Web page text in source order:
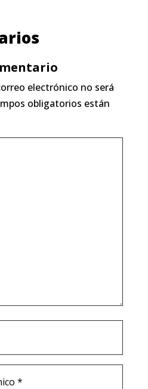
electrónico no será
obligatorios están